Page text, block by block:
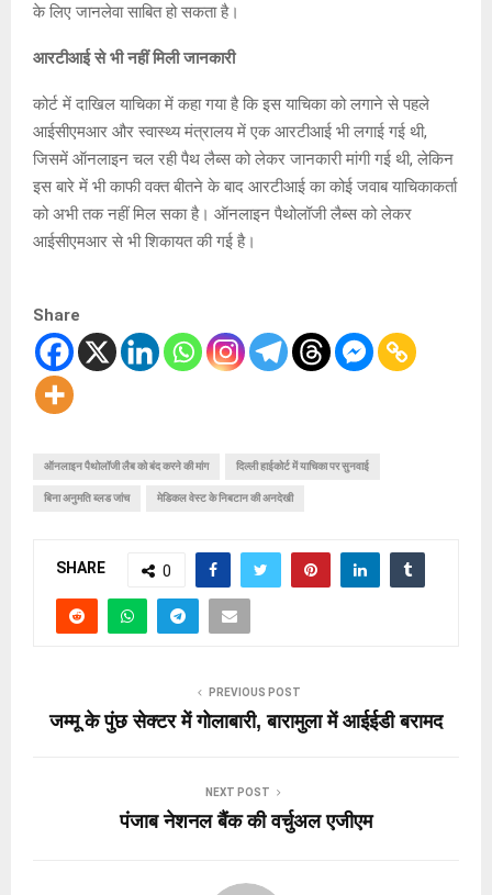
के लिए जानलेवा साबित हो सकता है।
आरटीआई से भी नहीं मिली जानकारी
कोर्ट में दाखिल याचिका में कहा गया है कि इस याचिका को लगाने से पहले
आईसीएमआर और स्वास्थ्य मंत्रालय में एक आरटीआई भी लगाई गई थी,
जिसमें ऑनलाइन चल रही पैथ लैब्स को लेकर जानकारी मांगी गई थी, लेकिन
इस बारे में भी काफी वक्त बीतने के बाद आरटीआई का कोई जवाब याचिकाकर्ता
को अभी तक नहीं मिल सका है। ऑनलाइन पैथोलॉजी लैब्स को लेकर
आईसीएमआर से भी शिकायत की गई है।
Share
ऑनलाइन पैथोलॉजी लैब को बंद करने की मांग दिल्ली हाईकोर्ट में याचिका पर सुनवाई
बिना अनुमति ब्लड जांच मेडिकल वेस्ट के निबटान की अनदेखी
SHARE 0
PREVIOUS POST
जम्मू के पुंछ सेक्टर में गोलाबारी, बारामुला में आईईडी बरामद
NEXT POST
पंजाब नेशनल बैंक की वर्चुअल एजीएम